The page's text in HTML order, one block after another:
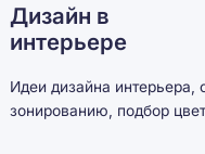
Дизайн в
интерьере
Идеи дизайна интерьера,
зонированию, подбор